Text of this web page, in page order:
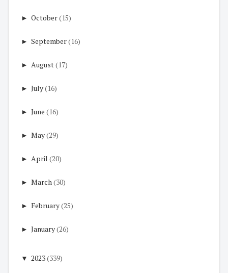
► October(15)
► September(16)
► August(17)
► July(16)
► June (16)
► May(29)
► April (20)
► March(30)
► February(25)
► January(26)
▼ 2023(339)